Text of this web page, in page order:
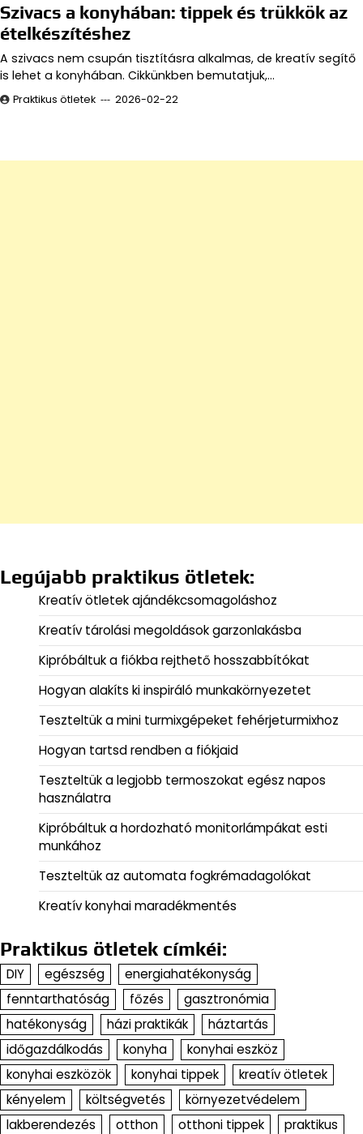
Szivacs a konyhában: tippek és trükkök az
ételkészítéshez
A szivacs nem csupán tisztításra alkalmas, de kreatív segítő
is lehet a konyhában. Cikkünkben bemutatjuk,…
Praktikus ötletek 2026-02-22
Legújabb praktikus ötletek:
Kreatív ötletek ajándékcsomagoláshoz
Kreatív tárolási megoldások garzonlakásba
Kipróbáltuk a fiókba rejthető hosszabbítókat
Hogyan alakíts ki inspiráló munkakörnyezetet
Teszteltük a mini turmixgépeket fehérjeturmixhoz
Hogyan tartsd rendben a fiókjaid
Teszteltük a legjobb termoszokat egész napos
használatra
Kipróbáltuk a hordozható monitorlámpákat esti
munkához
Teszteltük az automata fogkrémadagolókat
Kreatív konyhai maradékmentés
Praktikus ötletek címkéi:
DIY egészség
energiahatékonyság
fenntarthatóság
főzés
gasztronómia
hatékonyság
házi praktikák
háztartás
időgazdálkodás
konyha
konyhai eszköz
konyhai eszközök
konyhai tippek
kreatív ötletek
kényelem
költségvetés
környezetvédelem
lakberendezés
otthon otthoni tippek
praktikus